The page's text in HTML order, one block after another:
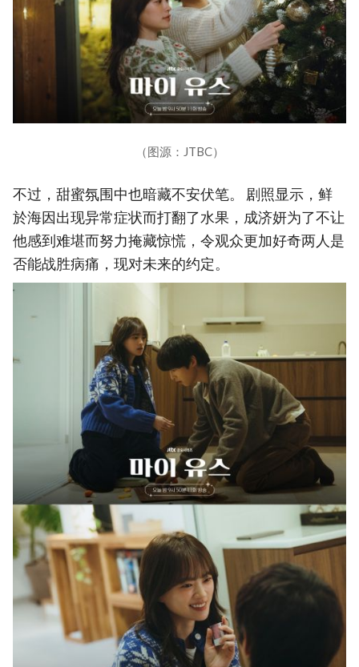
（图源：JTBC）
不过，甜蜜氛围中也暗藏不安伏笔。 剧照显示，鲜
於海因出现异常症状而打翻了水果，成济妍为了不让
他感到难堪而努力掩藏惊慌，令观众更加好奇两人是
否能战胜病痛，现对未来的约定。